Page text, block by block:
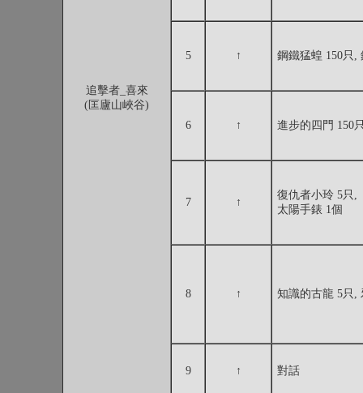
追擊者_喜來
(匡廬山峽谷)
5 ↑ 鋼鐵猛蝗 150只,
6 ↑ 進步的四門 150
7 ↑
復仇者小玲 5只,
太陽手錶 1個
8 ↑ 知識的古龍 5只,
9 ↑ 對話